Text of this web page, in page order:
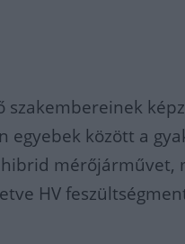
szakembereinek
egyebek között a
mérőjárművet,
HV